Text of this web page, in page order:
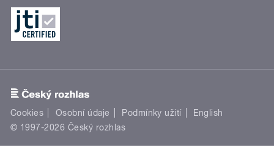
Cookies Osobní údaje Podmínky užití
English
© 1997-2026 Český rozhlas